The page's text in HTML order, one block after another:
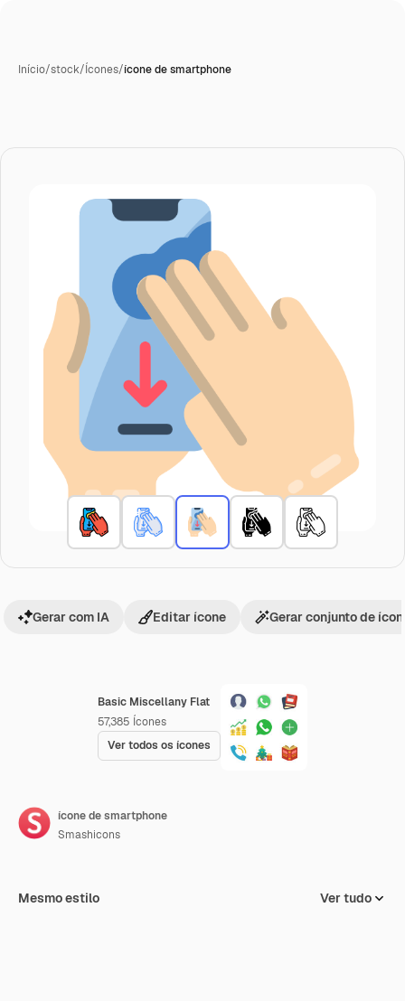
Início/stock/Ícones/ícone de smartphone
Basic Miscellany Flat
57,385 Ícones
Ver todos os ícones
Gerar com IA Editar ícone Gerar conjunto de
ícone de smartphone
Smashicons
Mesmo estilo Ver tudo